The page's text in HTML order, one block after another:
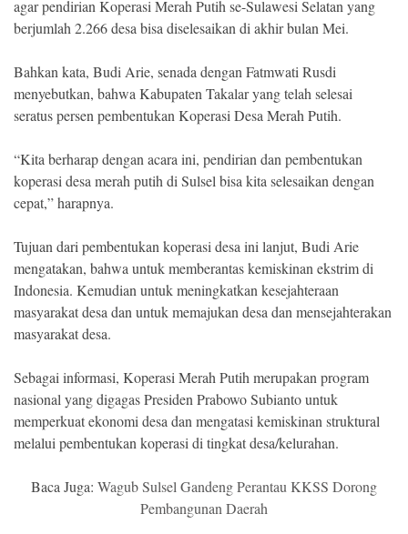
agar pendirian Koperasi Merah Putih se-Sulawesi Selatan yang
berjumlah 2.266 desa bisa diselesaikan di akhir bulan Mei.
Bahkan kata, Budi Arie, senada dengan Fatmwati Rusdi
menyebutkan, bahwa Kabupaten Takalar yang telah selesai
seratus persen pembentukan Koperasi Desa Merah Putih.
“Kita berharap dengan acara ini, pendirian dan pembentukan
koperasi desa merah putih di Sulsel bisa kita selesaikan dengan
cepat,” harapnya.
Tujuan dari pembentukan koperasi desa ini lanjut, Budi Arie
mengatakan, bahwa untuk memberantas kemiskinan ekstrim di
Indonesia. Kemudian untuk meningkatkan kesejahteraan
masyarakat desa dan untuk memajukan desa dan mensejahterakan
masyarakat desa.
Sebagai informasi, Koperasi Merah Putih merupakan program
nasional yang digagas Presiden Prabowo Subianto untuk
memperkuat ekonomi desa dan mengatasi kemiskinan struktural
melalui pembentukan koperasi di tingkat desa/kelurahan.
Baca Juga: Wagub Sulsel Gandeng Perantau KKSS Dorong
Pembangunan Daerah